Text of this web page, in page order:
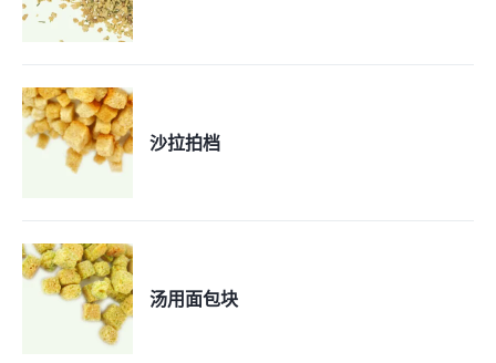
沙拉拍档
汤用面包块